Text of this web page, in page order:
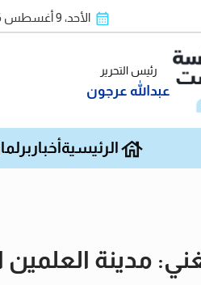
الأحد، 9 أغسطس 2026
رئيس التحرير
عبدالله عرجون
الرئيسية أخبار
مدينة العلمين